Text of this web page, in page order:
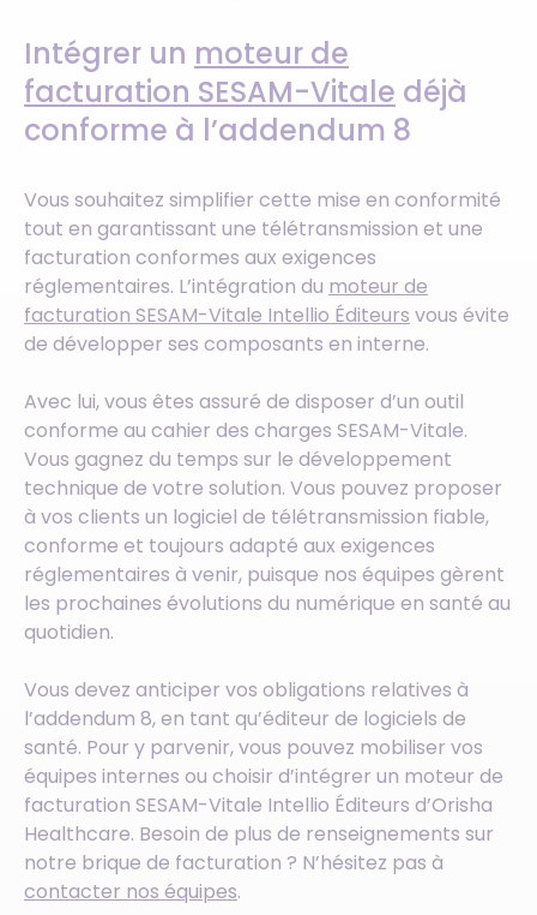
Intégrer un moteur de
facturation SESAM-Vitale déjà
conforme à l’addendum 8
Vous souhaitez simplifier cette mise en conformité
tout en garantissant une télétransmission et une
facturation conformes aux exigences
réglementaires. L’intégration du moteur de
facturation SESAM-Vitale Intellio Éditeurs vous évite
de développer ses composants en interne.
Avec lui, vous êtes assuré de disposer d’un outil
conforme au cahier des charges SESAM-Vitale.
Vous gagnez du temps sur le développement
technique de votre solution. Vous pouvez proposer
à vos clients un logiciel de télétransmission fiable,
conforme et toujours adapté aux exigences
réglementaires à venir, puisque nos équipes gèrent
les prochaines évolutions du numérique en santé au
quotidien.
Vous devez anticiper vos obligations relatives à
l’addendum 8, en tant qu’éditeur de logiciels de
santé. Pour y parvenir, vous pouvez mobiliser vos
équipes internes ou choisir d’intégrer un moteur de
facturation SESAM-Vitale Intellio Éditeurs d’Orisha
Healthcare. Besoin de plus de renseignements sur
notre brique de facturation ? N’hésitez pas à
contacter nos équipes.